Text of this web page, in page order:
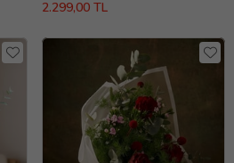
2.299,00 TL